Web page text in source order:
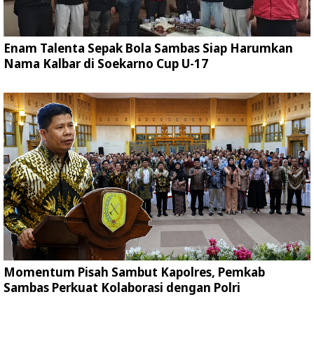
Enam Talenta Sepak Bola Sambas Siap Harumkan
Nama Kalbar di Soekarno Cup U-17
Momentum Pisah Sambut Kapolres, Pemkab
Sambas Perkuat Kolaborasi dengan Polri